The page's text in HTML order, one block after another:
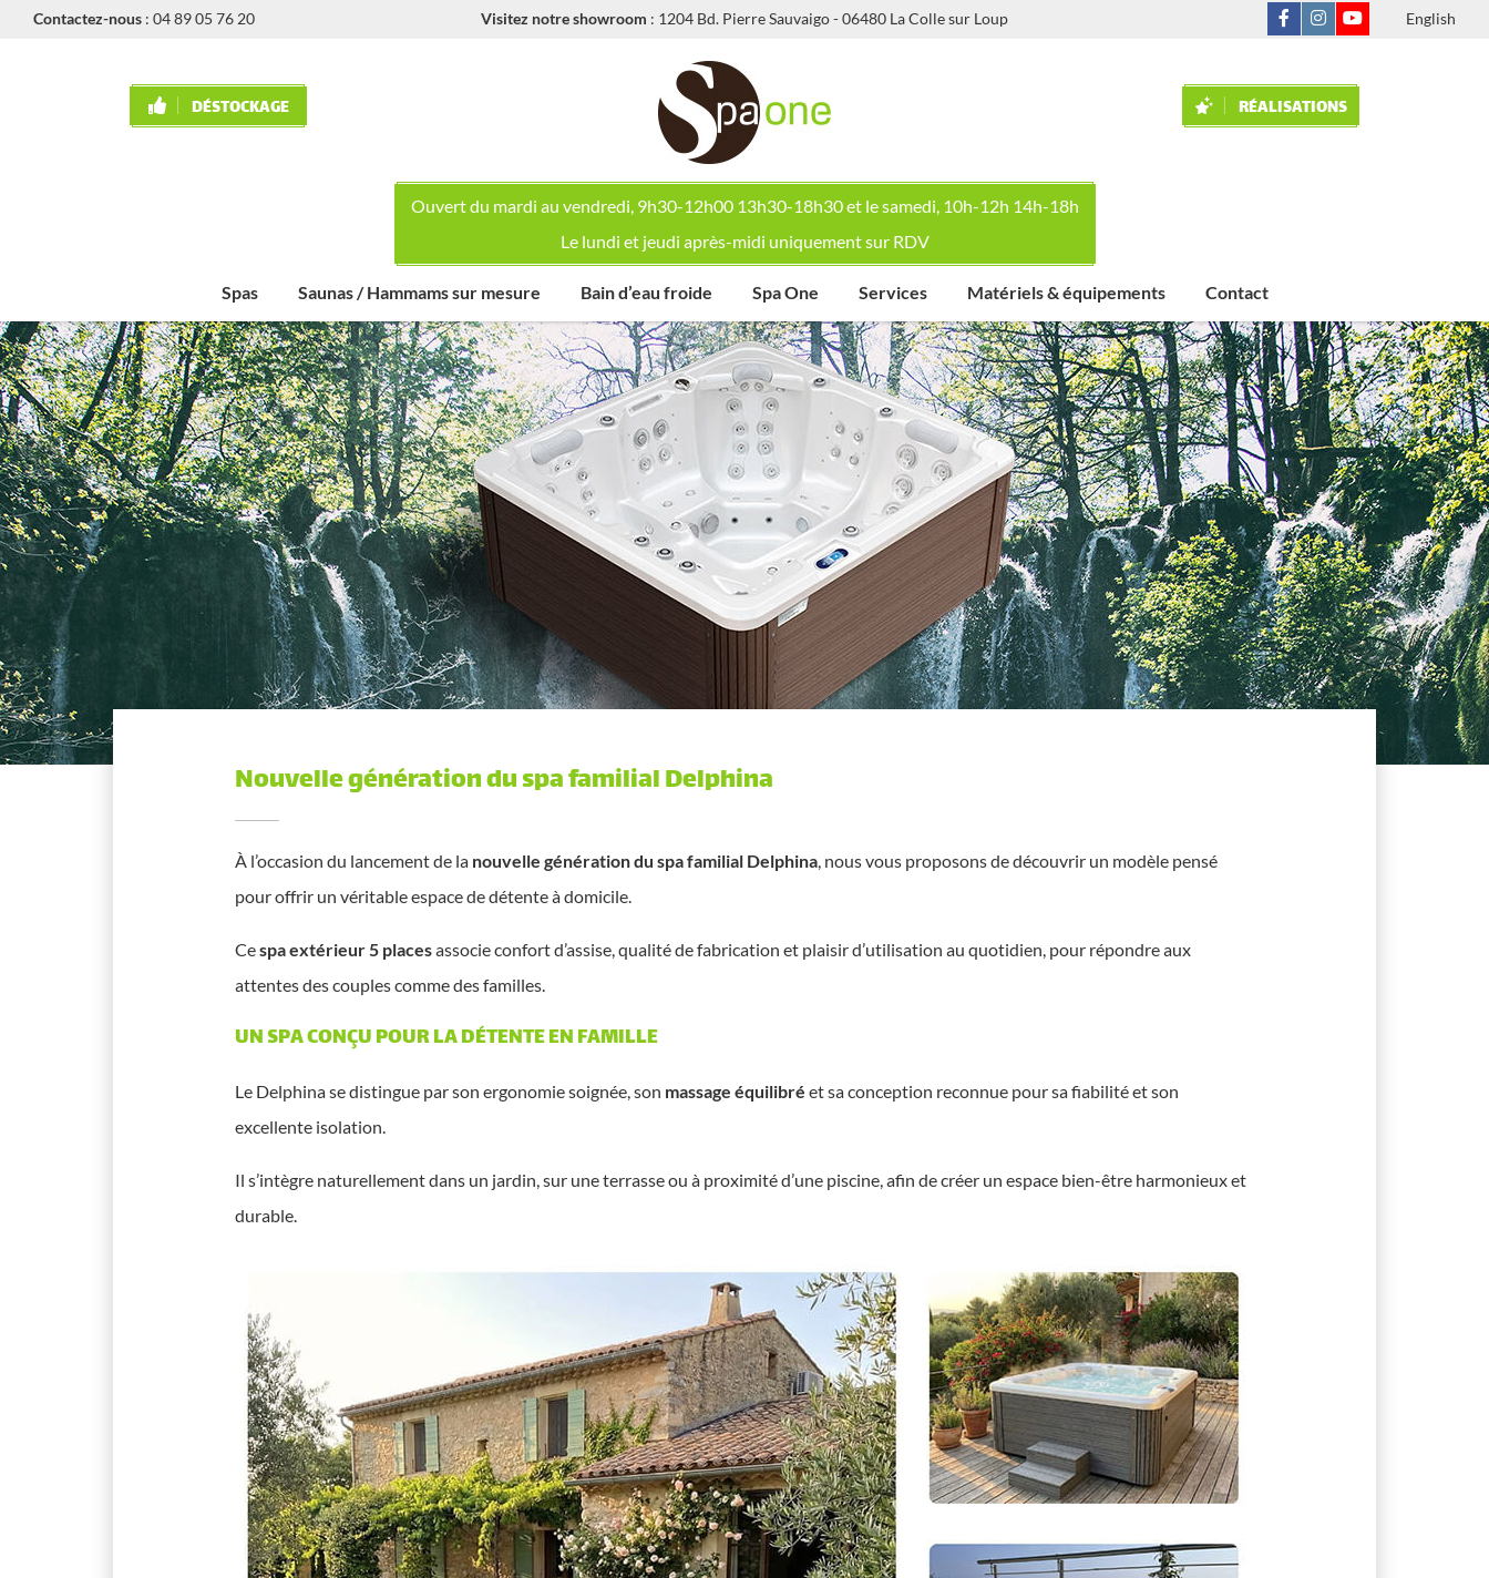
Visitez notre showroom : 1204 Bd. Pierre Sauvaigo - 06480 La Colle sur Loup
Contactez-nous : 04 89 05 76 20 English
DÉSTOCKAGE RÉALISATIONS
Ouvert du mardi au vendredi, 9h30-12h00 13h30-18h30 et le samedi, 10h-12h 14h-18h
Le lundi et jeudi après-midi uniquement sur RDV
Spas Saunas / Hammams sur mesure Bain d’eau froide Spa One Services Matériels & équipements Contact
Nouvelle génération du spa familial Delphina
À l’occasion du lancement de la nouvelle génération du spa familial Delphina, nous vous proposons de découvrir un modèle pensé
pour offrir un véritable espace de détente à domicile.
Cespa extérieur 5 placesassocie confort d’assise, qualité de fabrication et plaisir d’utilisation au quotidien, pour répondre aux
attentes des couples comme des familles.
UN SPA CONÇU POUR LA DÉTENTE EN FAMILLE
Le Delphina se distingue par son ergonomie soignée, son massage équilibré et sa conception reconnue pour sa fiabilité et son
excellente isolation.
Il s’intègre naturellement dans un jardin, sur une terrasse ou à proximité d’une piscine, afin de créer un espace bien-être harmonieux et
durable.